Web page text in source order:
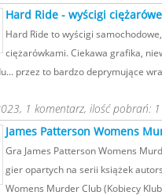
Hard Ride - wyścigi
Hard Ride to wyścigi
ciężarówkami. Ciekawa grafika,
przez to bardzo deprymujące
1 komentarz, ilość pobrań:
James Patterson Womens
Gra James Patterson Womens
gier opartych na serii książek
Womens Murder Club (Kobiecy